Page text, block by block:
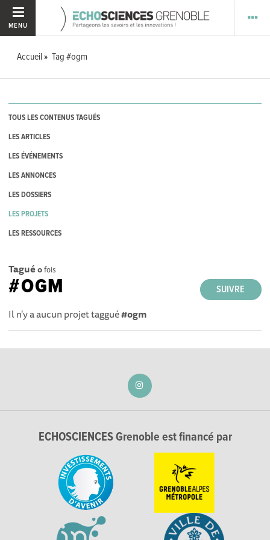
MENU
Accueil Tag #ogm
TOUS LES CONTENUS TAGUÉS
LES ARTICLES
LES ÉVÉNEMENTS
LES ANNONCES
LES DOSSIERS
LES PROJETS
LES RESSOURCES
Tagué 0fois
SUIVRE
#OGM
Il n'y a aucun projet taggué#ogm
ECHOSCIENCES Grenoble est financé par